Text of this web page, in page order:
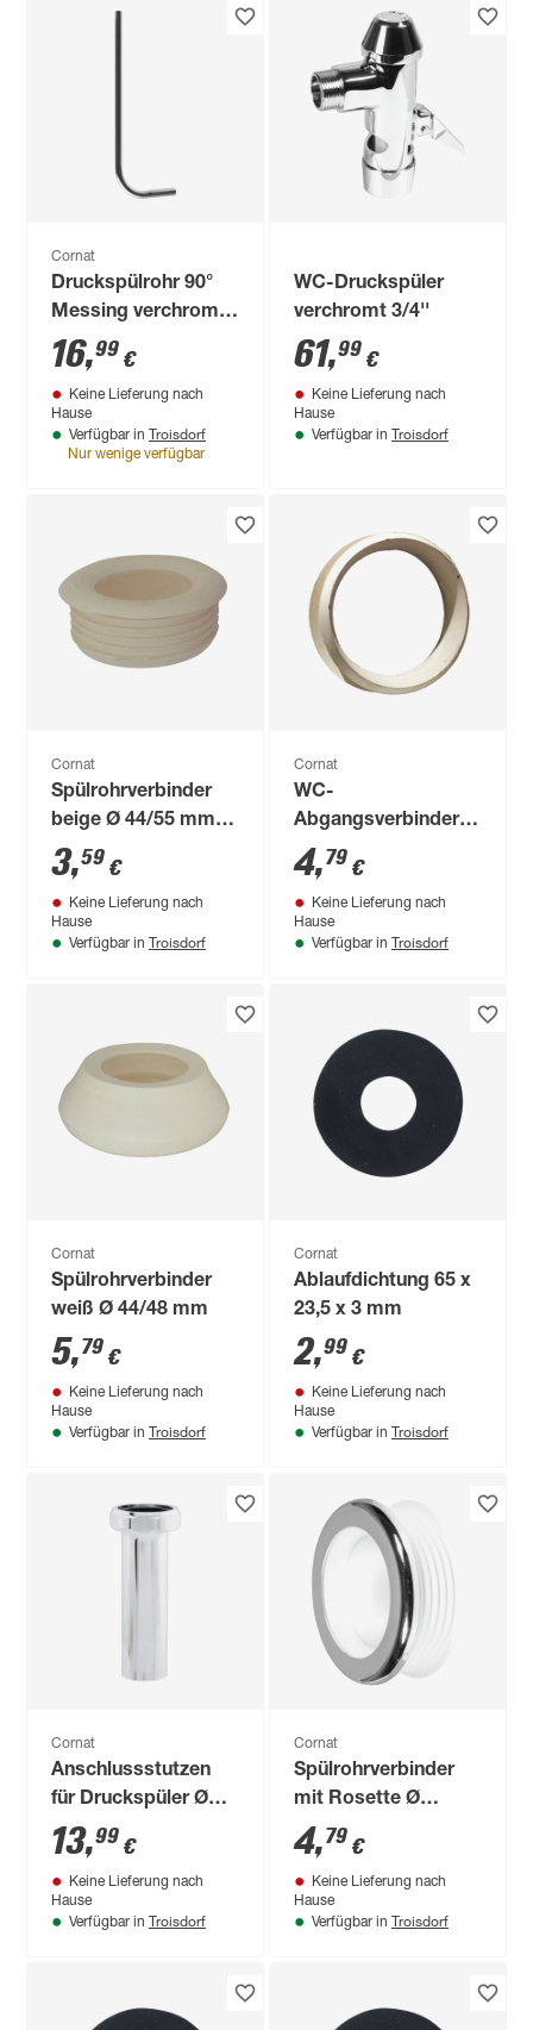
Cornat
Druckspülrohr 90°
Messing verchromt
Ø 26/28 x 200/600
mm
16,99 €
Keine Lieferung nach
Hause
Verfügbar in Troisdorf
Nur wenige verfügbar
WC-Druckspüler
verchromt 3/4''
61,99 €
Keine Lieferung nach
Hause
Verfügbar in Troisdorf
Cornat
Spülrohrverbinder
beige Ø 44/55 mm
für Euro-WC
3,59 €
Keine Lieferung nach
Hause
Verfügbar in Troisdorf
Cornat
WC-
Abgangsverbinder
weiß Ø 100/110 mm
4,79 €
Keine Lieferung nach
Hause
Verfügbar in Troisdorf
Cornat
Spülrohrverbinder
weiß Ø 44/48 mm
5,79 €
Keine Lieferung nach
Hause
Verfügbar in Troisdorf
Cornat
Ablaufdichtung 65 x
23,5 x 3 mm
2,99 €
Keine Lieferung nach
Hause
Verfügbar in Troisdorf
Cornat
Anschlussstutzen
für Druckspüler Ø
3/4 Zoll
13,99 €
Keine Lieferung nach
Hause
Verfügbar in Troisdorf
Cornat
Spülrohrverbinder
mit Rosette Ø
28/32/44/55 mm für
Euro-WC
4,79 €
Keine Lieferung nach
Hause
Verfügbar in Troisdorf